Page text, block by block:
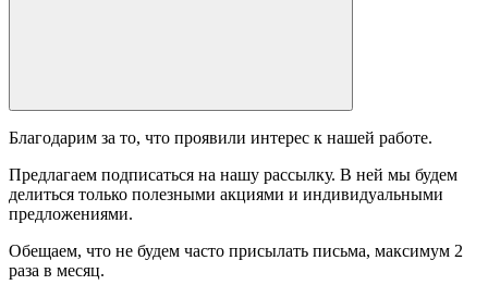
Благодарим за то, что проявили интерес к нашей работе.
Предлагаем подписаться на нашу рассылку. В ней мы будем
делиться только полезными акциями и индивидуальными
предложениями.
Обещаем, что не будем часто присылать письма, максимум 2
раза в месяц.